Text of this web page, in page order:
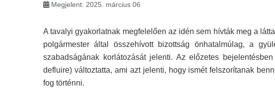
Megjelent: 2025. március 06
A tavalyi gyakorlatnak megfelelően az idén sem hívták meg a
polgármester által összehívott bizottság önhatalmúlag, a
szabadságának korlátozását jelenti. Az előzetes
defluire) változtatta, ami azt jelenti, hogy ismét felszorítanak
fog történni.